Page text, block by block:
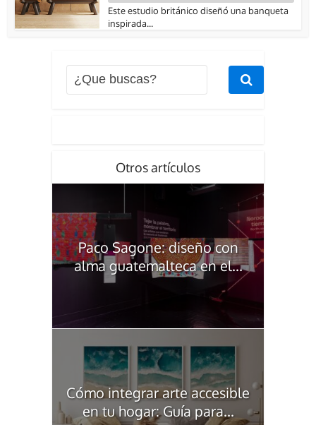
Este estudio británico diseñó una banqueta
inspirada...
Otros artículos
Paco Sagone: diseño con
alma guatemalteca en el...
Cómo integrar arte accesible
en tu hogar: Guía para...